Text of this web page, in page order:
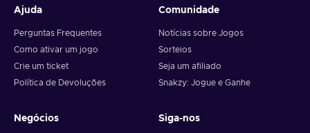
Ajuda
Perguntas Frequentes
Como ativar um jogo
Crie um ticket
Política de Devoluções
Comunidade
Notícias sobre Jogos
Sorteios
Seja um afiliado
Snakzy: Jogue e Ganhe
Negócios Siga-nos